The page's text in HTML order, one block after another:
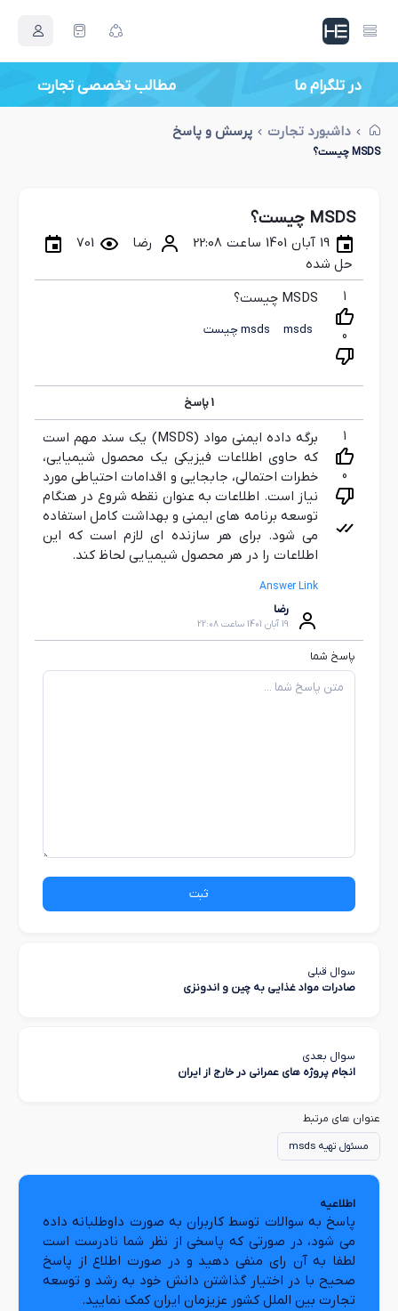
در تلگرام ما
داشبورد تجارت پرسش و پاسخ
MSDS چیست؟
MSDS چیست؟
19 آبان 1401 ساعت 22:08 رضا
701
حل شده
1
0
MSDS چیست؟
msds msds چیست
1پاسخ
1
0
برگه داده ایمنی مواد (MSDS) یک سند مهم است
که حاوی اطلاعات فیزیکی یک محصول شیمیایی،
خطرات احتمالی، جابجایی و اقدامات احتیاطی مورد
نیاز است. اطلاعات به عنوان نقطه شروع در هنگام
توسعه برنامه های ایمنی و بهداشت کامل استفاده
می شود. برای هر سازنده ای لازم است که این
اطلاعات را در هر محصول شیمیایی لحاظ کند.
Answer Link
رضا
19 آبان 1401 ساعت 22:08
پاسخ شما
ثبت
سوال قبلی
صادرات مواد غذایی به چین و اندونزی
سوال بعدی
انجام پروژه های عمرانی در خارج از ایران
عنوان های مرتبط
مسئول تهیه msds
اطلاعیه
پاسخ به سوالات توسط کاربران به صورت داوطلبانه داده
می شود، در صورتی که پاسخی از نظر شما نادرست است
لطفا به آن رای منفی دهید و در صورت اطلاع از پاسخ
صحیح با در اختیار گذاشتن دانش خود به رشد و توسعه
تجارت بین الملل کشور عزیزمان ایران کمک نمایید.